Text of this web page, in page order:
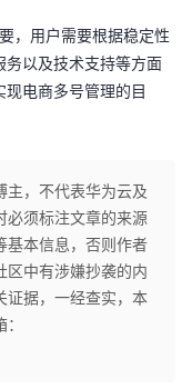
， 用户需要根据稳定性
以及技术支持等方面
电商多号管理的目
主，不代表华为云及
必须标注文章的来源
基本信息，否则作者
区中有涉嫌抄袭的内
证据，一经查实，本